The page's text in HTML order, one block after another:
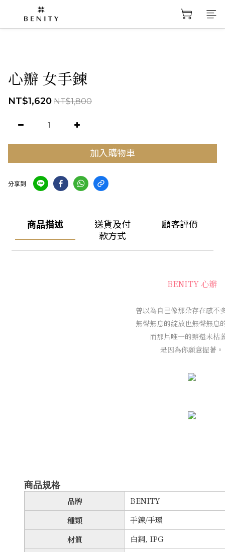
心瓣 女手鍊
NT$1,620 NT$1,800
加入購物車
分享到
商品描述
送貨及付
款方式
顧客評價
BENITY 心瓣
曾以為自己像那朵存在感不
無聲無息的綻放也無聲無息
而那片唯一的瓣還未枯
是因為你願意握著。
商品規格
品牌
BENITY
種類
手鍊/手環
材質
白鋼, IPG